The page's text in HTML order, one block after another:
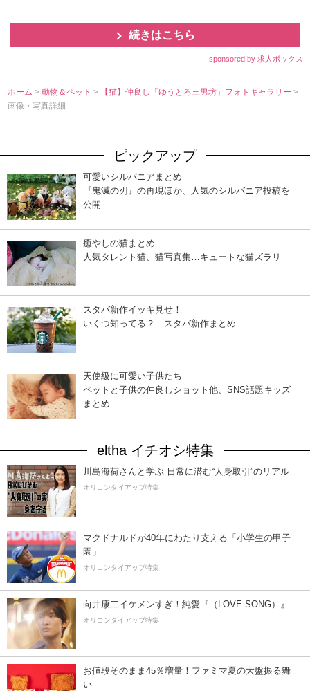
続きはこちら
sponsored by 求人ボックス
ホーム >動物＆ペット> 【猫】仲良し「ゆうとろ三男坊」フォトギャラリー>
画像・写真詳細
ピックアップ
可愛いシルバニアまとめ
『鬼滅の刃』の再現ほか、人気のシルバニア投稿を
公開
癒やしの猫まとめ
人気タレント猫、猫写真集…キュートな猫ズラリ
スタバ新作イッキ見せ！
いくつ知ってる？ スタバ新作まとめ
天使級に可愛い子供たち
ペットと子供の仲良しショット他、SNS話題キッズ
まとめ
eltha イチオシ特集
川島海荷さんと学ぶ 日常に潜む“人身取引”のリアル
オリコンタイアップ特集
マクドナルドが40年にわたり支える「小学生の甲子
園」
オリコンタイアップ特集
向井康二イケメンすぎ！純愛『（LOVE SONG）』
オリコンタイアップ特集
お値段そのまま45％増量！ファミマ夏の大盤振る舞
い